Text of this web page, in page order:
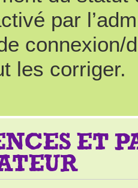
par
connexion/
les corriger.
ET